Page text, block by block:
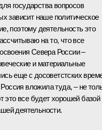
государства вопросов
зависит наше политическое
поэтому деятельность это
на то, что все
Севера России –
и материальные
еще с досоветстских
вложила туда, – не
это все будет хорошей базой
деятельности.